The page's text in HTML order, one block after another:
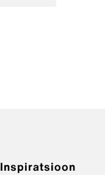
Inspiratsioon